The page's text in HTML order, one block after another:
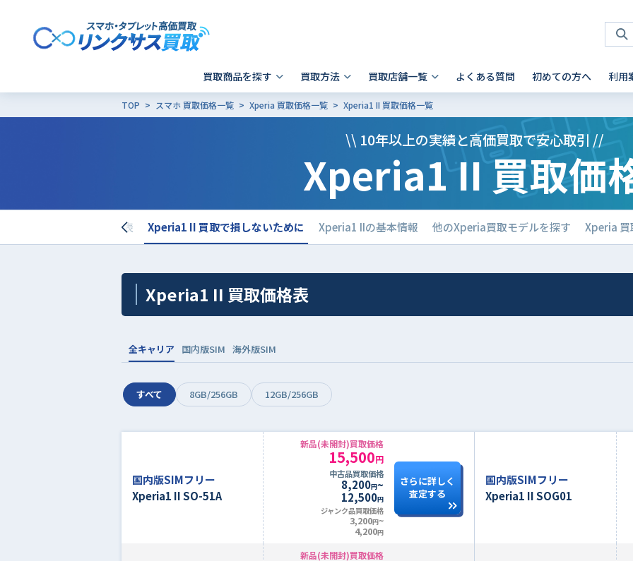
買取商品を探す
- Pixel
- AQUOS
その他ブランド
- Galaxy Tab
- Xiaomi
その他ブランド
ノートパソコン 買取
- Mac
- Surface
買取方法
法人買取
買取店舗一覧
- 神戸三宮店
よくある質問 初めての方へ 利用
故障品の買取について
iPhone 買取前確認ポイント
TOP スマホ 買取価格一覧 Xperia 買取価格一覧 Xperia1 II 買取価格一覧
\\ 10年以上の実績と高価買取で安心取引 //
Xperia1 II 買取価
Xperia1 II 買取価格表 Xperia1 II 買取で損しないために Xperia1 IIの基本情報 他のXperia買取モデルを探す Xperia 買
Xperia1 II 買取価格表
全キャリア 国内版SIM 海外版SIM
すべて 8GB/256GB 12GB/256GB
国内版SIMフリー
Xperia1 II SO-51A
新品(未開封)買取価格
15,500円
中古品買取価格
8,200円~
12,500円
ジャンク品買取価格
3,200円~
4,200円
さらに詳しく
査定する
国内版SIMフリー
Xperia1 II SOG01
新品(未開封)買取価格